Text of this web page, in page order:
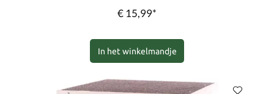
€ 15,99*
In het winkelmandje